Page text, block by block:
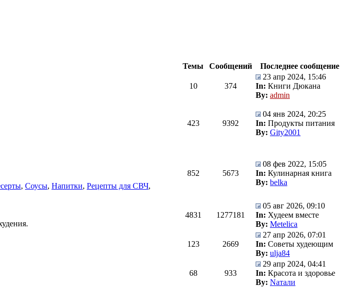
Темы Сообщений
Последнее сообщение
10 374
23 апр 2024, 15:46
In: Книги Дюкана
By: admin
423 9392
04 янв 2024, 20:25
In: Продукты питания
By: Gity2001
, Соусы, Напитки, Рецепты для СВЧ,
852 5673
08 фев 2022, 15:05
In: Кулинарная книга
By: belka
4831 1277181
05 авг 2026, 09:10
In: Худеем вместе
By: Metelica
123 2669
27 апр 2026, 07:01
In: Советы худеющим
By: ulja84
68 933
29 апр 2024, 04:41
In: Красота и здоровье
By: Nатали